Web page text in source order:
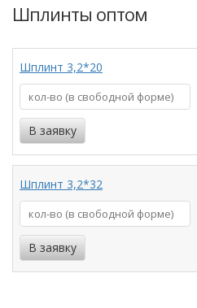
Шплинты оптом
Шплинт 3,2*20
Шплинт 3,2*32